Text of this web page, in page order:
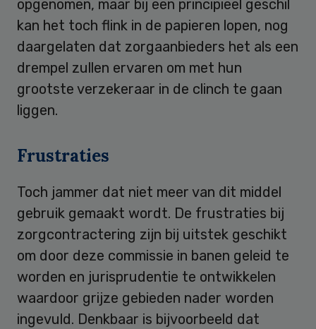
opgenomen, maar bij een principieel geschil
kan het toch flink in de papieren lopen, nog
daargelaten dat zorgaanbieders het als een
drempel zullen ervaren om met hun
grootste verzekeraar in de clinch te gaan
liggen.
Frustraties
Toch jammer dat niet meer van dit middel
gebruik gemaakt wordt. De frustraties bij
zorgcontractering zijn bij uitstek geschikt
om door deze commissie in banen geleid te
worden en jurisprudentie te ontwikkelen
waardoor grijze gebieden nader worden
ingevuld. Denkbaar is bijvoorbeeld dat